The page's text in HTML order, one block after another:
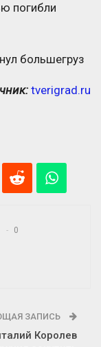
погибли
tverigrad.ru
0
ЗАПИСЬ
Королев